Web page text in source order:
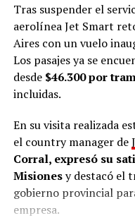
Tras suspender el
aerolínea Jet Smart
Aires con un vuelo
Los pasajes ya se
desde $46.300 por
incluidas.
En su visita realizada
el country manager de
Corral, expresó su
Misionesy destacó el
gobierno provincial
empresa.